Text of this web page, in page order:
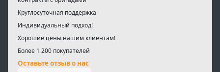
Круглосуточная поддержка
Индивидуальный подход!
Хорошие цены нашим клиентам!
Более 1 200 покупателей
Оставьте отзыв о нас